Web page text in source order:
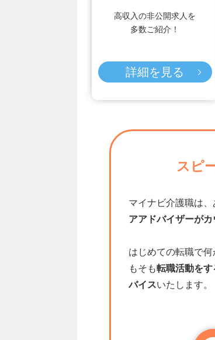
高収入の非公開求人を
多数ご紹介！
詳細を見る
スピ
マイナビ介護職は
アアドバイザーが
はじめての転職で
もそも転職活動を
バイスいたします。